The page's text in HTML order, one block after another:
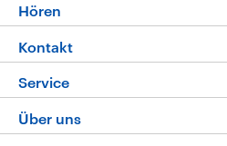
Die Nachrichten
Nachrichtenleicht
Neue Beiträge auf dlf.de
Hören
Livestream
Podcasts
Deutschlandfunk App
Kontakt
Hörerservice
Service
FAQ
Über uns